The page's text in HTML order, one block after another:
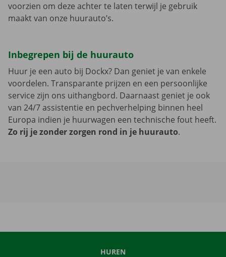
voorzien om deze achter te laten terwijl je gebruik
maakt van onze huurauto’s.
Inbegrepen bij de huurauto
Huur je een auto bij Dockx? Dan geniet je van enkele
voordelen. Transparante prijzen en een persoonlijke
service zijn ons uithangbord. Daarnaast geniet je ook
van 24/7 assistentie en pechverhelping binnen heel
Europa indien je huurwagen een technische fout heeft.
Zo rij je zonder zorgen rond in je huurauto.
HUREN